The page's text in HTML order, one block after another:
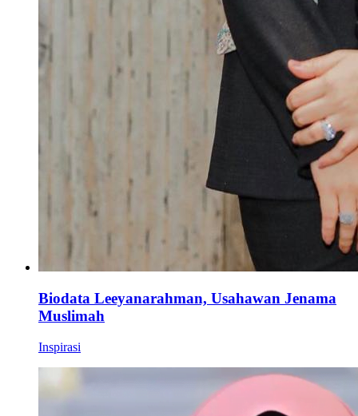
Biodata Leeyanarahman, Usahawan Jenama
Muslimah
Inspirasi